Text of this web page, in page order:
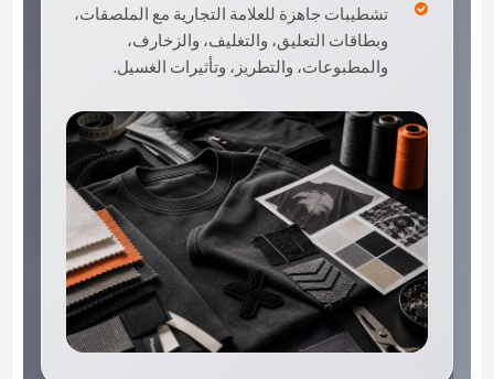
تشطيبات جاهزة للعلامة التجارية مع الملصقات،
وبطاقات التعليق، والتغليف، والزخارف،
والمطبوعات، والتطريز، وتأثيرات الغسيل.